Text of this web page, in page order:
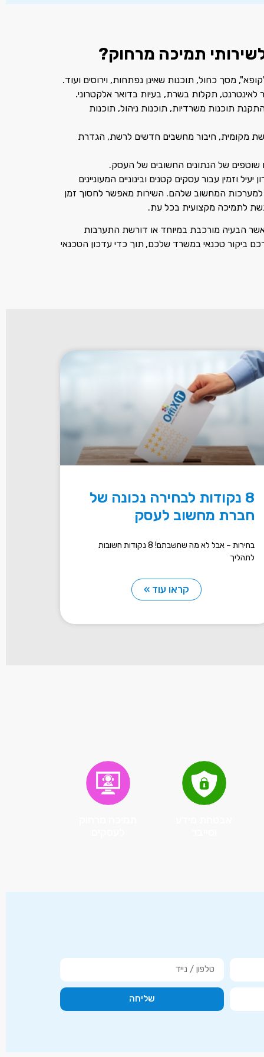
תמיכה מרחוק?
", מסך כחול, תוכנות שאינן נפתחות, וירוסים ועוד.
לאינטרנט, תקלות בשרת, בעיות בדואר אלקטרוני.
תוכנות משרדיות, תוכנות ניהול, תוכנות
מקומית, חיבור מחשבים חדשים לרשת, הגדרת
שוטפים של הנתונים החשובים של העסק.
וזמין עבור עסקים קטנים ובינוניים המעוניינים
למערכות המחשוב שלהם. השירות מאפשר לחסוך זמן
לתמיכה מקצועית בכל עת.
הבעיה מורכבת במיוחד או דורשת התערבות
ביקור טכנאי במשרד שלכם, תוך כדי עדכון הטכנאי
8 נקודות לבחירה נכונה של
חברת מחשוב לעסק
בחירות – אבל לא מה שחשבתם! 8 נקודות חשובות
לתהליך
קראו עוד »
שליחה